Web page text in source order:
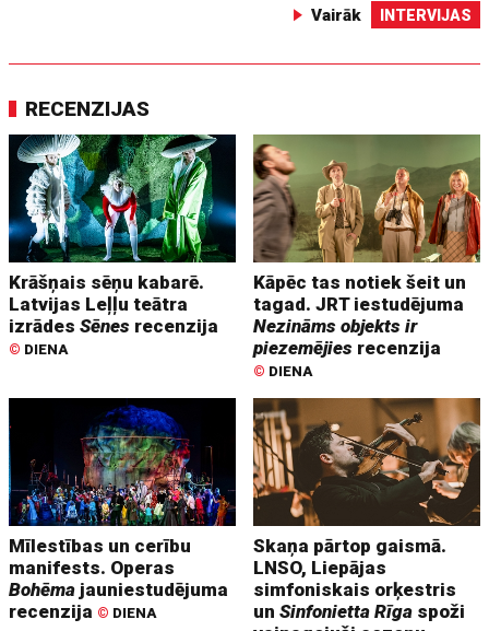
Vairāk INTERVIJAS
RECENZIJAS
Krāšņais sēņu kabarē.
Latvijas Leļļu teātra
izrādesSēnes recenzija
© DIENA
Kāpēc tas notiek šeit un
tagad. JRT iestudējuma
Nezināms objekts ir
piezemējies recenzija
© DIENA
Mīlestības un cerību
manifests. Operas
Bohēma jauniestudējuma
recenzija © DIENA
Skaņa pārtop gaismā.
LNSO, Liepājas
simfoniskais orķestris
unSinfonietta Rīga spoži